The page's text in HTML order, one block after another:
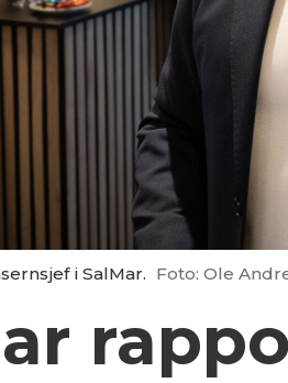
i SalMar. Foto: Ole